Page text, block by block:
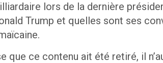
lors de la dernière
Trump et quelles sont ses
que ce contenu ait été retiré, il